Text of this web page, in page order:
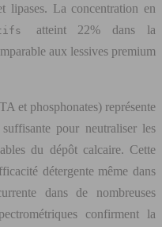
lipases. La concentration en
atteint 22% dans la
aux lessives premium
et phosphonates) représente
pour neutraliser les
du dépôt calcaire. Cette
détergente même dans
dans de nombreuses
confirment la